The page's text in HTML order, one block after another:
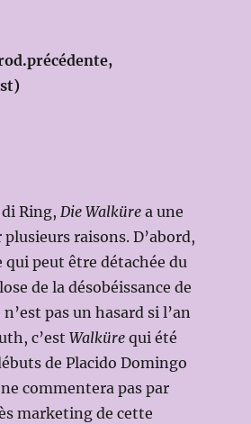
di Ring,Die Walküre a une
raisons. D’abord,
qui peut être détachée du
de la désobéissance de
pas un hasard si l’an
c’estWalküre qui été
de Placido Domingo
commentera pas par
marketing de cette